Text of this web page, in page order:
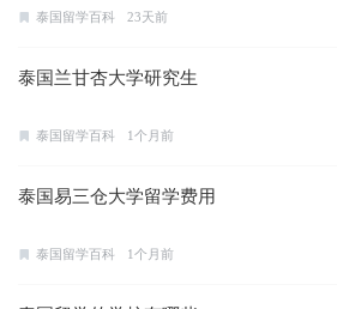
泰国留学百科 23天前
泰国兰甘杏大学研究生
泰国留学百科 1个月前
泰国易三仓大学留学费用
泰国留学百科 1个月前